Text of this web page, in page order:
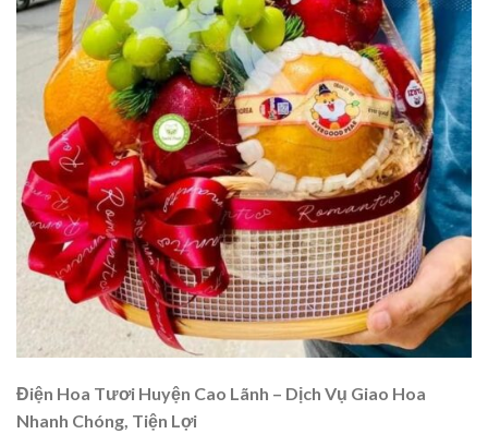
Điện Hoa Tươi Huyện Cao Lãnh – Dịch Vụ Giao Hoa
Nhanh Chóng, Tiện Lợi